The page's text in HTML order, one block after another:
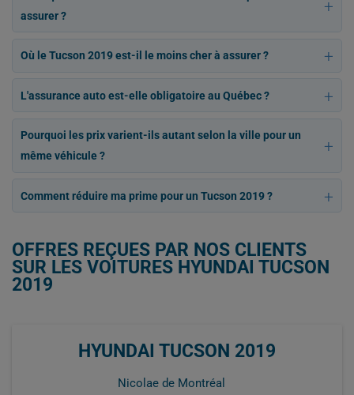
assurer ?
Où le Tucson 2019 est-il le moins cher à assurer ?
L'assurance auto est-elle obligatoire au Québec ?
Pourquoi les prix varient-ils autant selon la ville pour un
même véhicule ?
Comment réduire ma prime pour un Tucson 2019 ?
OFFRES REÇUES PAR NOS CLIENTS
SUR LES VOITURES HYUNDAI TUCSON
2019
HYUNDAI TUCSON 2019
Nicolae de Montréal